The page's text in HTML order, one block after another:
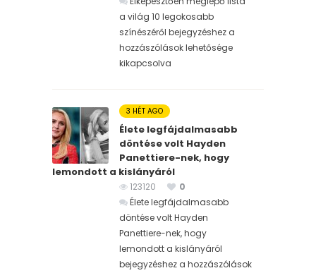
a világ 10 legokosabb
színészéről bejegyzéshez a
hozzászólások lehetősége
kikapcsolva
3 HÉT AGO
Élete legfájdalmasabb
döntése volt Hayden
Panettiere-nek, hogy
lemondott a kislányáról
123120
0
Élete legfájdalmasabb
döntése volt Hayden
Panettiere-nek, hogy
lemondott a kislányáról
bejegyzéshez a hozzászólások